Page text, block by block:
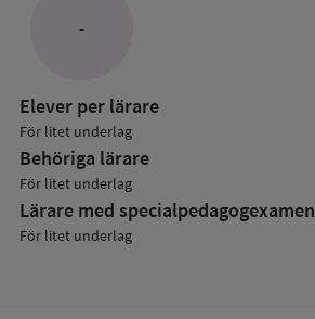
-
Elever per lärare
För litet underlag
Behöriga lärare
För litet underlag
Lärare med specialpedagog­examen
För litet underlag